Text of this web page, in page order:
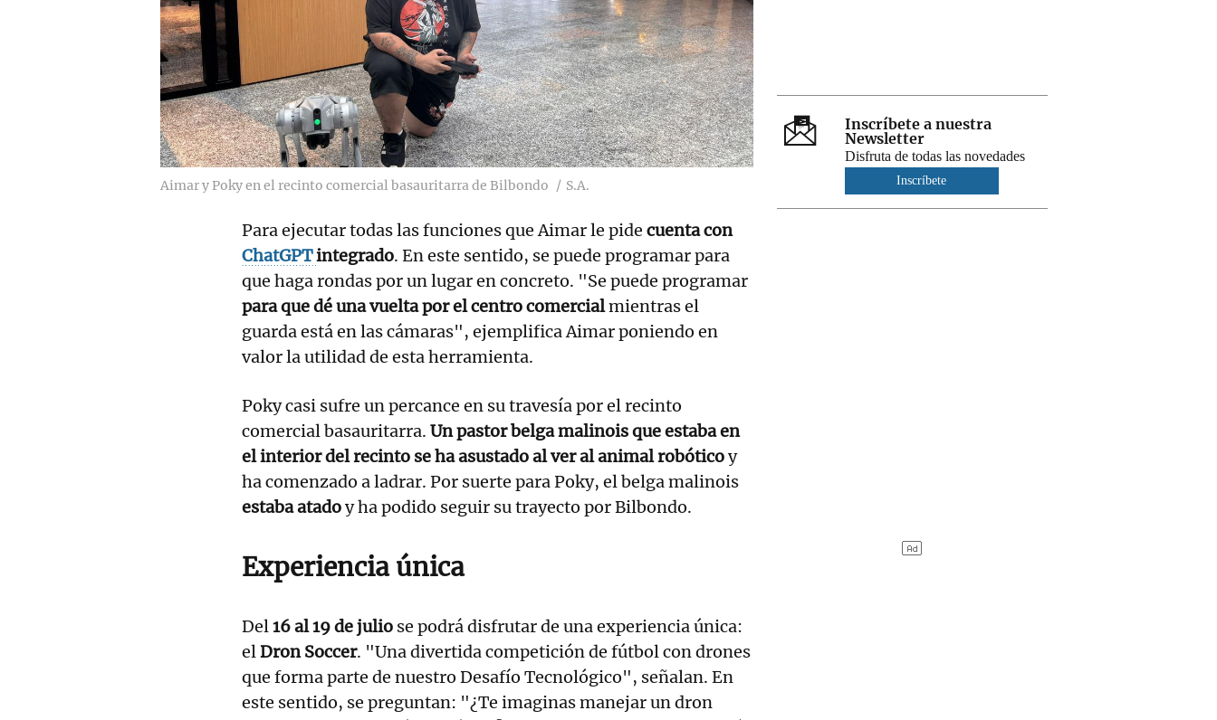
Aimar y Poky en el recinto comercial basauritarra de Bilbondo S.A.
Para ejecutar todas las funciones que Aimar le pide cuenta con
ChatGPTintegrado. En este sentido, se puede programar para
que haga rondas por un lugar en concreto. "Se puede programar
para que dé una vuelta por el centro comercialmientras el
guarda está en las cámaras", ejemplifica Aimar poniendo en
valor la utilidad de esta herramienta.
Poky casi sufre un percance en su travesía por el recinto
comercial basauritarra. Un pastor belga malinois que estaba en
el interior del recinto se ha asustado al ver al animal robóticoy
ha comenzado a ladrar. Por suerte para Poky, el belga malinois
estaba atadoy ha podido seguir su trayecto por Bilbondo.
Experiencia única
Del16 al 19 de julio se podrá disfrutar de una experiencia única:
elDron Soccer. "Una divertida competición de fútbol con drones
que forma parte de nuestro Desafío Tecnológico", señalan. En
este sentido, se preguntan: "¿Te imaginas manejar un dron
Inscríbete a nuestra
Newsletter
Disfruta de todas las novedades
Inscríbete